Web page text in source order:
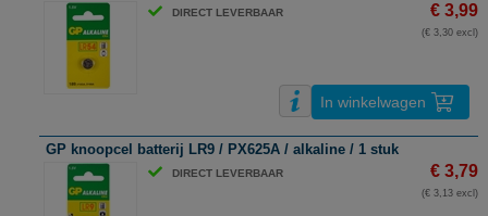
DIRECT LEVERBAAR € 3,99
(€ 3,30 excl)
In winkelwagen
GP knoopcel batterij LR9 / PX625A / alkaline / 1 stuk
DIRECT LEVERBAAR € 3,79
(€ 3,13 excl)